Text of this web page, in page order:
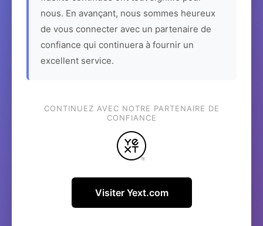
nous. En avançant, nous sommes heureux
de vous connecter avec un partenaire de
confiance qui continuera à fournir un
excellent service.
CONTINUEZ AVEC NOTRE PARTENAIRE DE
CONFIANCE
Visiter Yext.com